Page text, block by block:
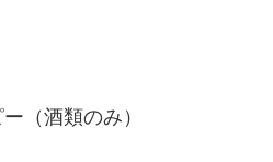
（酒類のみ）